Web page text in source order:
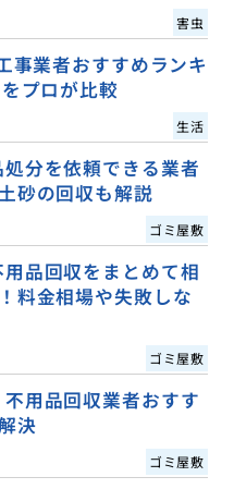
害虫
事業者おすすめランキ
プロが比較
生活
分を依頼できる業者
砂の回収も解説
ゴミ屋敷
品回収をまとめて相
料金相場や失敗しな
ゴミ屋敷
用品回収業者おすす
決
ゴミ屋敷